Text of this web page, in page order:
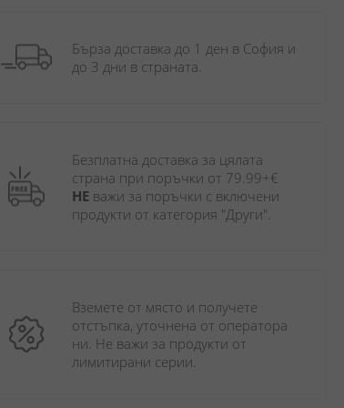
Бърза доставка до 1 ден в София и
до 3 дни в страната.
Безплатна доставка за цялата
НЕ важи за поръчки с включени
продукти от категория "Други".
Вземете от място и получете
отстъпка, уточнена от оператора
ни. Не важи за продукти от
лимитирани серии.